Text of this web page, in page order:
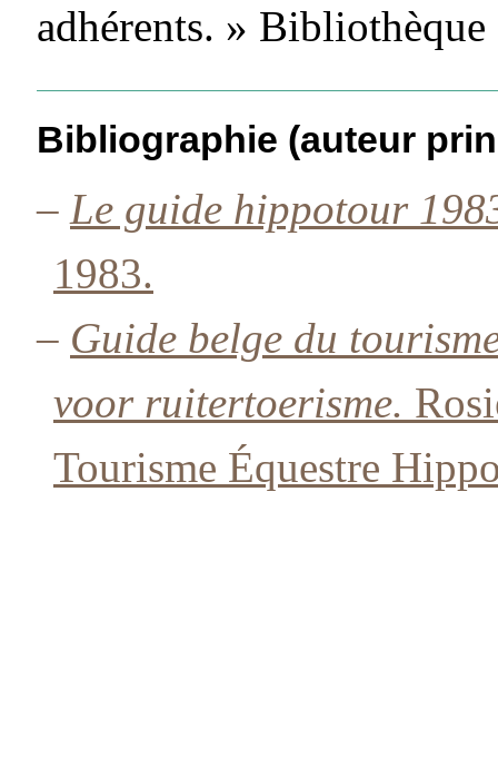
adhérents. »
Bibliographie (auteur
– Le guide hippotour
1983.
– Guide belge du
voor ruitertoerisme.
Tourisme Équestre